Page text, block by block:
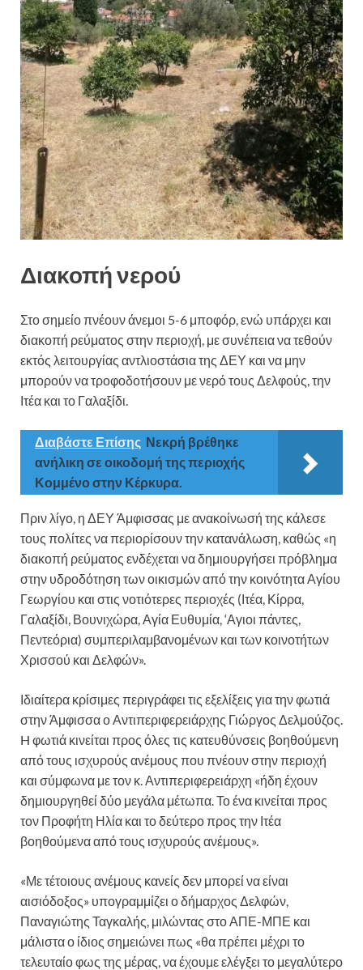
Διακοπή νερού
Στο σημείο πνέουν άνεμοι 5-6 μποφόρ, ενώ υπάρχει και
διακοπή ρεύματος στην περιοχή, με συνέπεια να τεθούν
εκτός λειτουργίας αντλιοστάσια της ΔΕΥ και να μην
μπορούν να τροφοδοτήσουν με νερό τους Δελφούς, την
Ιτέα και το Γαλαξίδι.
Διαβάστε Επίσης Νεκρή βρέθηκε
ανήλικη σε οικοδομή της περιοχής
Κομμένο στην Κέρκυρα.
Πριν λίγο, η ΔΕΥ Άμφισσας με ανακοίνωσή της κάλεσε
τους πολίτες να περιορίσουν την κατανάλωση, καθώς «η
διακοπή ρεύματος ενδέχεται να δημιουργήσει πρόβλημα
στην υδροδότηση των οικισμών από την κοινότητα Αγίου
Γεωργίου και στις νοτιότερες περιοχές (Ιτέα, Κίρρα,
Γαλαξίδι, Βουνιχώρα, Αγία Ευθυμία, ‘Αγιοι πάντες,
Πεντεόρια) συμπεριλαμβανομένων και των κοινοτήτων
Χρισσού και Δελφών».
Ιδιαίτερα κρίσιμες περιγράφει τις εξελίξεις για την φωτιά
στην Άμφισσα ο Αντιπεριφερειάρχης Γιώργος Δελμούζος.
H φωτιά κινείται προς όλες τις κατευθύνσεις βοηθούμενη
από τους ισχυρούς ανέμους που πνέουν στην περιοχή
και σύμφωνα με τον κ. Αντιπεριφερειάρχη «ήδη έχουν
δημιουργηθεί δύο μεγάλα μέτωπα. Το ένα κινείται προς
τον Προφήτη Ηλία και το δεύτερο προς την Ιτέα
βοηθούμενα από τους ισχυρούς ανέμους».
«Με τέτοιους ανέμους κανείς δεν μπορεί να είναι
αισιόδοξος» υπογραμμίζει ο δήμαρχος Δελφών,
Παναγιώτης Ταγκαλής, μιλώντας στο ΑΠΕ-ΜΠΕ και
μάλιστα ο ίδιος σημειώνει πως «θα πρέπει μέχρι το
τελευταίο φως της μέρας, να έχουμε ελέγξει το μεγαλύτερο